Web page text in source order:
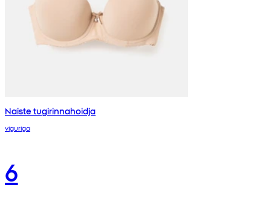
Naiste tugirinnahoidja
viguriga
6